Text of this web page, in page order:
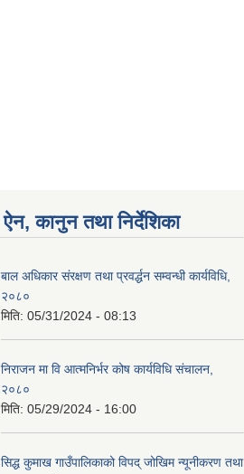
ऐन, कानुन तथा निर्देशिका
बाल अधिकार संरक्षण तथा प्रवर्द्धन सम्वन्धी कार्यविधि,
२०८०
मिति: 05/31/2024 - 08:13
निराजन मा वि आत्मनिर्भर कोष कार्यविधि संचालन,
२०८०
मिति: 05/29/2024 - 16:00
सिद्ध कुमाख गाउँपालिकाको विपद् जोखिम न्यूनीकरण तथा